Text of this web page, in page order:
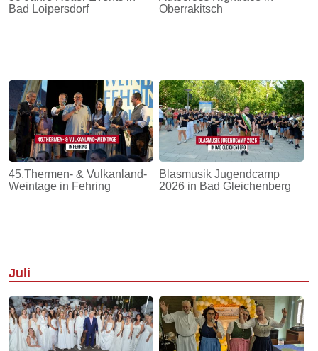
Bad Loipersdorf
Oberrakitsch
45.Thermen- & Vulkanland-
Weintage in Fehring
Blasmusik Jugendcamp
2026 in Bad Gleichenberg
Juli